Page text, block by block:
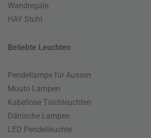
Wandregale
HAY Stuhl
Beliebte Leuchten
Pendellampe für Aussen
Muuto Lampen
Kabellose Tischleuchten
Dänische Lampen
LED Pendelleuchte